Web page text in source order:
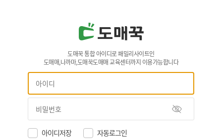
도매꾹 통합 아이디로 패밀리사이트인
도매매,나까마,도매꾹도매매 교육센터까지 이용가능합니다
아이디저장 자동로그인